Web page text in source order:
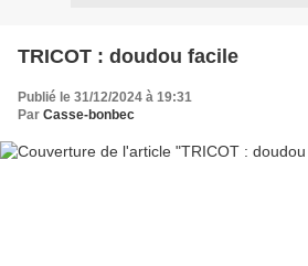
TRICOT : doudou facile
Publié le 31/12/2024 à 19:31
Par Casse-bonbec